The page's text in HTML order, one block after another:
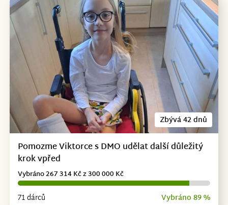
Zbývá 42 dnů
Pomozme Viktorce s DMO udělat další důležitý
krok vpřed
71 dárců Vybráno 89 %
Vybráno 267 314 Kč z 300 000 Kč